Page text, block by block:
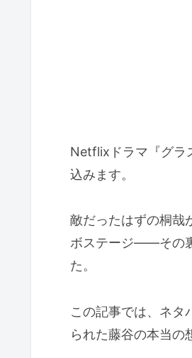
Netflixドラマ『グラ
込みます。
敵だったはずの桐哉
ボステージ——その
た。
この記事では、ネタ
られた藤谷の本当の